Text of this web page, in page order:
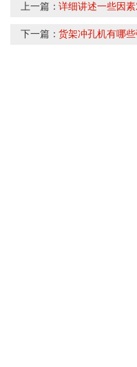
上一篇：详细讲述一些因素
下一篇：货架冲孔机有哪些